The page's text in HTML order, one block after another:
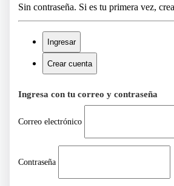
Sin contraseña. Si es tu primera vez,
Ingresar
Crear cuenta
Ingresa con tu correo y contraseña
Correo electrónico
Contraseña